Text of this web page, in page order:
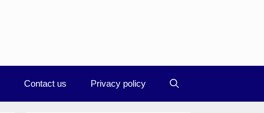
Contact us Privacy policy